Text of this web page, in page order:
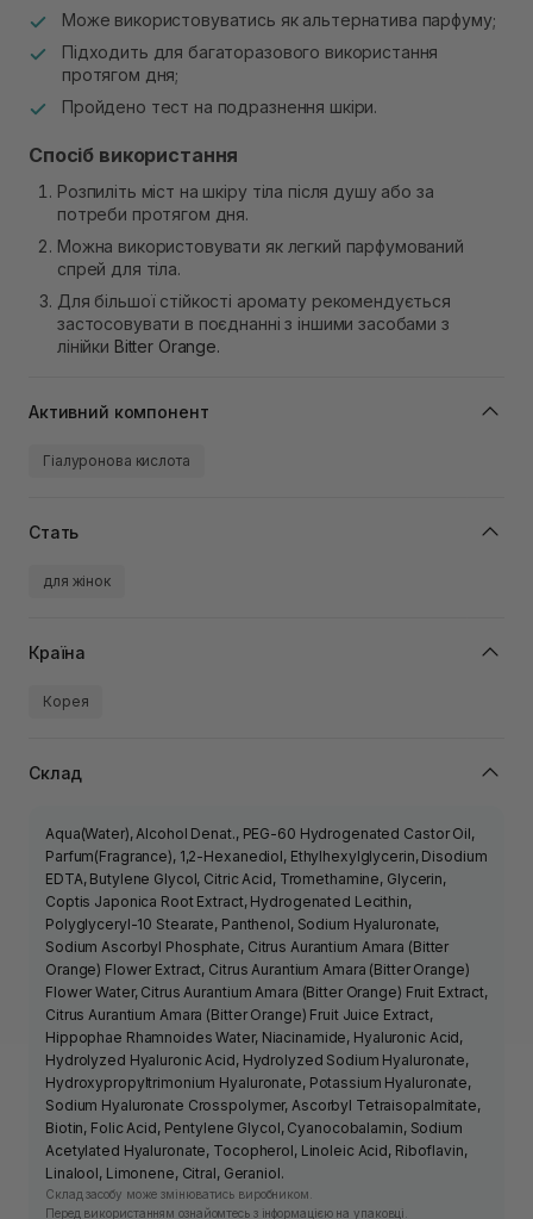
Може використовуватись як альтернатива парфуму;
Підходить для багаторазового використання
протягом дня;
Пройдено тест на подразнення шкіри.
Спосіб використання
Розпиліть міст на шкіру тіла після душу або за
потреби протягом дня.
Можна використовувати як легкий парфумований
спрей для тіла.
Для більшої стійкості аромату рекомендується
застосовувати в поєднанні з іншими засобами з
лінійки Bitter Orange.
Активний компонент
Гіалуронова кислота
Стать
для жінок
Країна
Корея
Склад
Aqua(Water), Alcohol Denat., PEG-60 Hydrogenated Castor Oil,
Parfum(Fragrance), 1,2-Hexanediol, Ethylhexylglycerin, Disodium
EDTA, Butylene Glycol, Citric Acid, Tromethamine, Glycerin,
Coptis Japonica Root Extract, Hydrogenated Lecithin,
Polyglyceryl-10 Stearate, Panthenol, Sodium Hyaluronate,
Sodium Ascorbyl Phosphate, Citrus Aurantium Amara (Bitter
Orange) Flower Extract, Citrus Aurantium Amara (Bitter Orange)
Flower Water, Citrus Aurantium Amara (Bitter Orange) Fruit Extract,
Citrus Aurantium Amara (Bitter Orange) Fruit Juice Extract,
Hippophae Rhamnoides Water, Niacinamide, Hyaluronic Acid,
Hydrolyzed Hyaluronic Acid, Hydrolyzed Sodium Hyaluronate,
Hydroxypropyltrimonium Hyaluronate, Potassium Hyaluronate,
Sodium Hyaluronate Crosspolymer, Ascorbyl Tetraisopalmitate,
Biotin, Folic Acid, Pentylene Glycol, Cyanocobalamin, Sodium
Acetylated Hyaluronate, Tocopherol, Linoleic Acid, Riboflavin,
Linalool, Limonene, Citral, Geraniol.
Склад засобу може змінюватись виробником.
Перед використанням ознайомтесь з інформацією на упаковці.